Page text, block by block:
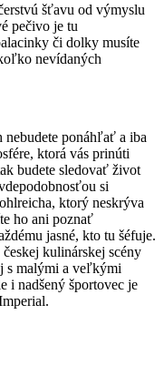
šťavu od výmyslu
pečivo je tu
či dolky musíte
nevídaných
nebudete ponáhľať a iba
ktorá vás prinúti
budete sledovať život
si
ktorý neskrýva
ho ani poznať
jasné, kto tu šéfuje.
kulinárskej scény
s malými a veľkými
i nadšený športovec je